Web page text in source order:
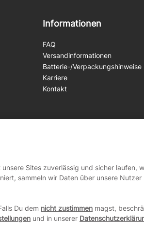
Informationen
FAQ
Versandinformationen
Batterie-/Verpackungshinweise
Karriere
Kontakt
Sites zuverlässig und sicher laufen,
sammeln wir Daten über unsere
Du dem nicht zustimmen magst,
und in unserer